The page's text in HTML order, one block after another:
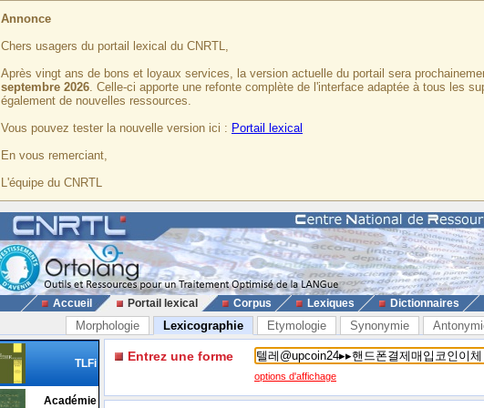
Annonce
Chers usagers du portail lexical du CNRTL,
Après vingt ans de bons et loyaux services, la version actuelle du portail sera
septembre 2026. Celle-ci apporte une refonte complète de l'interface adaptée à tous les
également de nouvelles ressources.
Vous pouvez tester la nouvelle version ici : Portail lexical
En vous remerciant,
L'équipe du CNRTL
Accueil Portail lexical Corpus Lexiques Dictionnaires
Morphologie Lexicographie Etymologie Synonymie
TLFi
Académie
Entrez une forme
options d'affichage